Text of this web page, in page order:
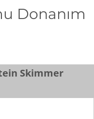
Donanım
Skimmer